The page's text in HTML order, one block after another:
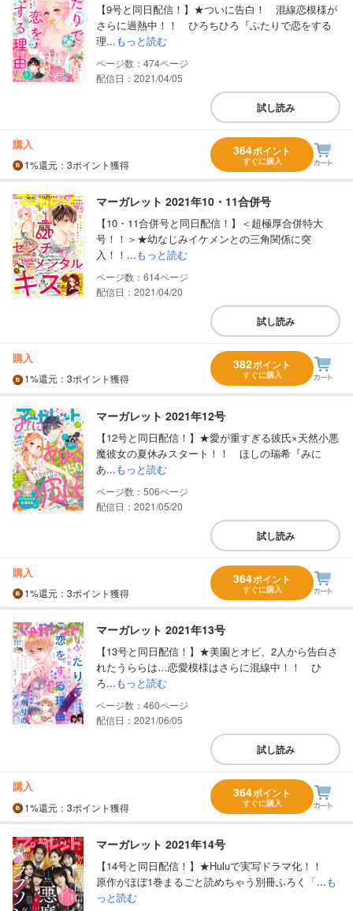
【9号と同日配信！】★ついに告白！ 混線恋模様が
さらに過熱中！！ ひろちひろ『ふたりで恋をする
理...もっと読む
474
配信日：2021/04/05
試し読み
購入
1%還元 ：3ポイント獲得
364ポイント
すぐに購入
マーガレット 2021年10・11合併号
【10・11合併号と同日配信！】＜超極厚合併特大
号！！＞★幼なじみイケメンとの三角関係に突
入！！...もっと読む
614
配信日：2021/04/20
試し読み
購入
1%還元 ：3ポイント獲得
382ポイント
すぐに購入
マーガレット 2021年12号
【12号と同日配信！】★愛が重すぎる彼氏×天然小悪
魔彼女の夏休みスタート！！ ほしの瑞希『みに
あ...もっと読む
506
配信日：2021/05/20
試し読み
購入
1%還元 ：3ポイント獲得
364ポイント
すぐに購入
マーガレット 2021年13号
【13号と同日配信！】★美園とオビ、2人から告白さ
れたうららは…恋愛模様はさらに混線中！！ ひ
ろ...もっと読む
460
配信日：2021/06/05
試し読み
購入
1%還元 ：3ポイント獲得
364ポイント
すぐに購入
マーガレット 2021年14号
【14号と同日配信！】★Huluで実写ドラマ化！！
原作がほぼ1巻まるごと読めちゃう別冊ふろく「...も
っと読む